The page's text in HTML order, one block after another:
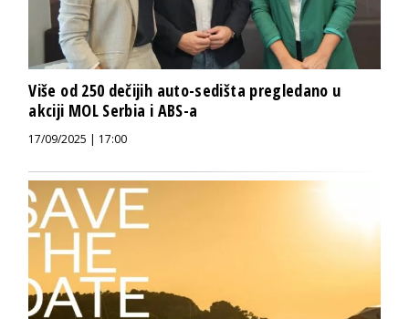
Više od 250 dečijih auto-sedišta pregledano u
akciji MOL Serbia i ABS-a
17/09/2025 | 17:00